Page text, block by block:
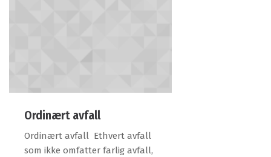
Ordinært avfall
Ordinært avfall Ethvert avfall
som ikke omfatter farlig avfall,